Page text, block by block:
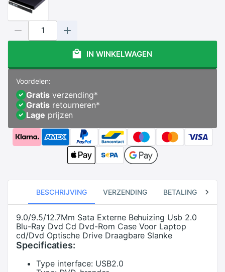
IN WINKELWAGEN
Voordelen:
Gratisverzending*
Gratisretourneren*
Lage prijzen
BESCHRIJVING VERZENDING BETALING
9.0/9.5/12.7Mm Sata Externe Behuizing Usb 2.0
Blu-Ray Dvd Cd Dvd-Rom Case Voor Laptop
cd/Dvd Optische Drive Draagbare Slanke
Specificaties:
Type interface: USB2.0